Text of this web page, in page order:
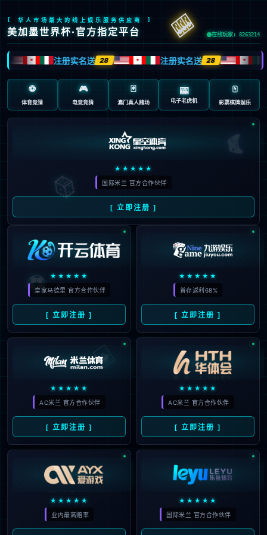
首页 包含"炸鸡"标签的文章
17
2025
754
被选中前还在吃炸鸡！杨瀚森
式幽默逗笑美女主持人
#美国#1#什么 #炸鸡#西装#中国#美
女#NBA#机会# 杨瀚森#消息资讯#主持
随机文章
世俱杯赛场风波！河床球员赛后爆发冲突，难以控制
炸裂!雄鹿用延伸条款裁掉利拉德 4年1.07亿美元签特纳
曼联愿补贴工资，只要对方说服拉什福德转会！有望成功卖霍伊伦德